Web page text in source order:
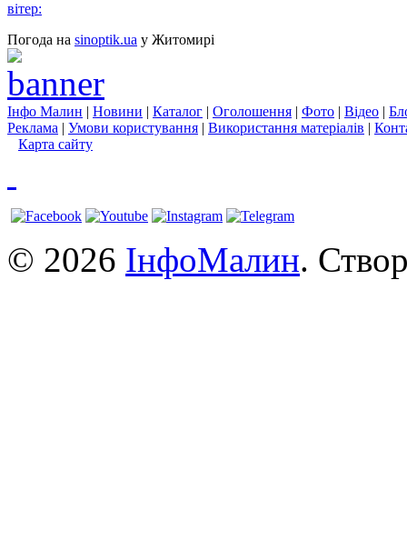
вітер:
Погода на sinoptik.ua у Житомирі
Інфо Малин | Новини | Каталог | Оголошення | Фото | Відео |
Реклама | Умови користування | Використання матеріалів |
Карта сайту
© 2026 ІнфоМалин.